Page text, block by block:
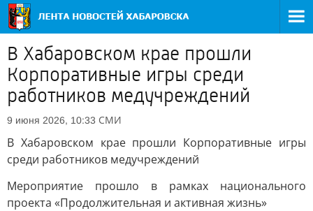
В Хабаровском крае прошли
Корпоративные игры среди
работников медучреждений
9 июня 2026, 10:33 СМИ
В Хабаровском крае прошли Корпоративные игры
среди работников медучреждений
Мероприятие прошло в рамках национального
проекта «Продолжительная и активная жизнь»